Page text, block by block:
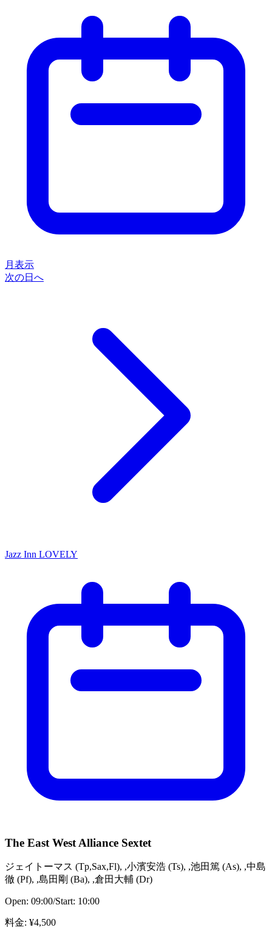
月表示
次の日へ
Jazz Inn LOVELY
The East West Alliance Sextet
ジェイトーマス (Tp,Sax,Fl), ,小濱安浩 (Ts), ,池田篤 (As), ,中島
徹 (Pf), ,島田剛 (Ba), ,倉田大輔 (Dr)
Open: 09:00/Start: 10:00
料金: ¥4,500